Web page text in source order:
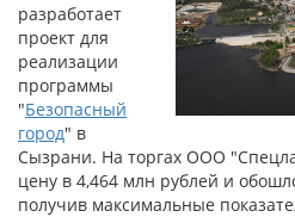
разработает
проект для
реализации
программы
"Безопасный
город" в
Сызрани. На торгах ООО
цену в 4,464 млн рублей и
получив максимальные